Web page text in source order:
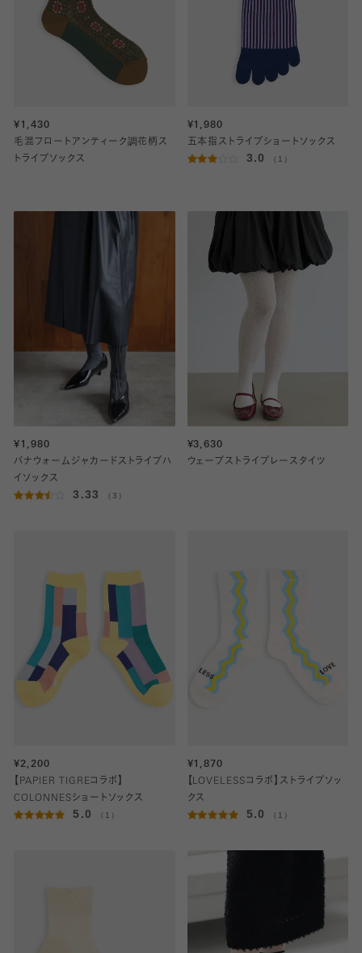
¥1,430
毛混フロートアンティーク調花柄ス
トライプソックス
¥1,980
五本指ストライプショートソックス
3.0 （1）
¥1,980
バナウォームジャカードストライプハ
イソックス
3.33 （3）
¥3,630
ウェーブストライプレースタイツ
¥2,200
【PAPIER TIGREコラボ】
COLONNESショートソックス
5.0 （1）
¥1,870
【LOVELESSコラボ】ストライプソッ
クス
5.0 （1）